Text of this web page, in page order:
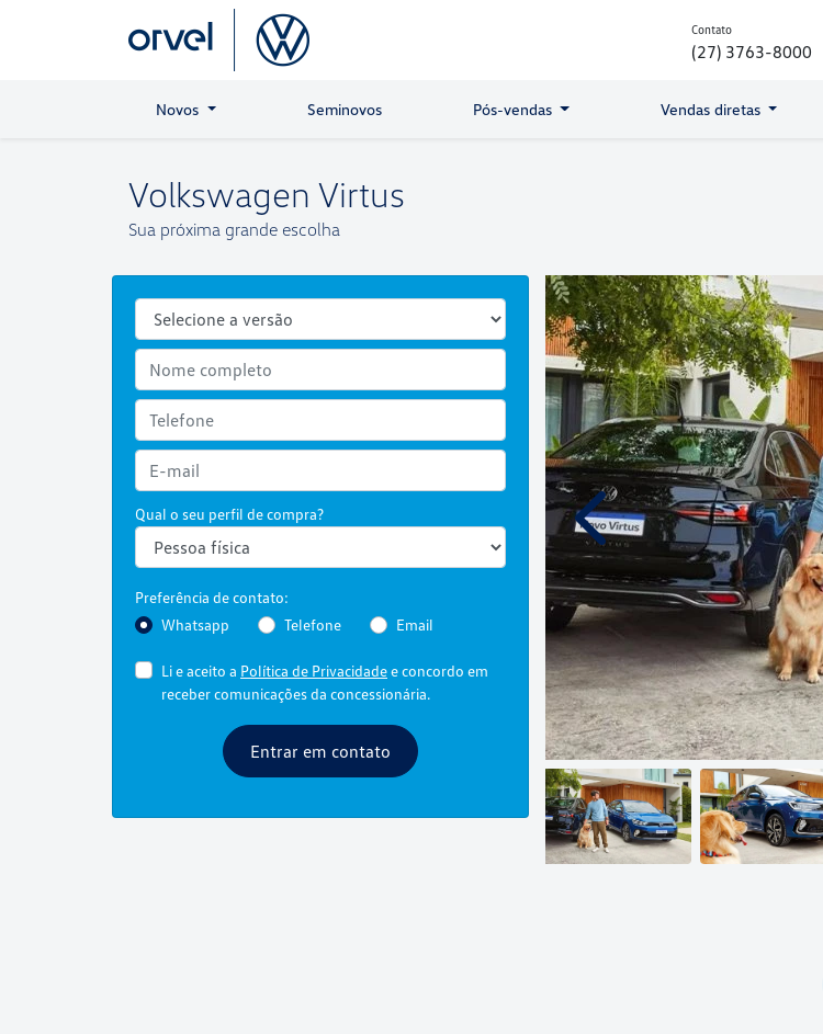
Contato
(27) 3763-8000
Novos Seminovos Pós-vendas Vendas diretas
Volkswagen Virtus
Sua próxima grande escolha
Qual o seu perfil de compra?
Preferência de contato:
Whatsapp
Telefone Email
Li e aceito a Política de Privacidadee concordo em
receber comunicações da concessionária.
Entrar em contato
Anterior